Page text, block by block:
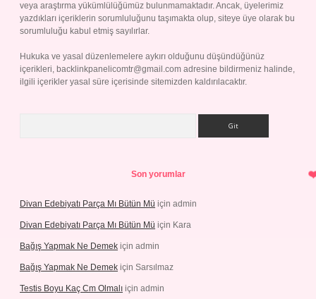
veya araştırma yükümlülüğümüz bulunmamaktadır. Ancak, üyelerimiz
yazdıkları içeriklerin sorumluluğunu taşımakta olup, siteye üye olarak bu
sorumluluğu kabul etmiş sayılırlar.
Hukuka ve yasal düzenlemelere aykırı olduğunu düşündüğünüz
içerikleri, backlinkpanelicomtr@gmail.com adresine bildirmeniz halinde,
ilgili içerikler yasal süre içerisinde sitemizden kaldırılacaktır.
Son yorumlar
Divan Edebiyatı Parça Mı Bütün Mü için admin
Divan Edebiyatı Parça Mı Bütün Mü için Kara
Bağış Yapmak Ne Demek için admin
Bağış Yapmak Ne Demek için Sarsılmaz
Testis Boyu Kaç Cm Olmalı için admin